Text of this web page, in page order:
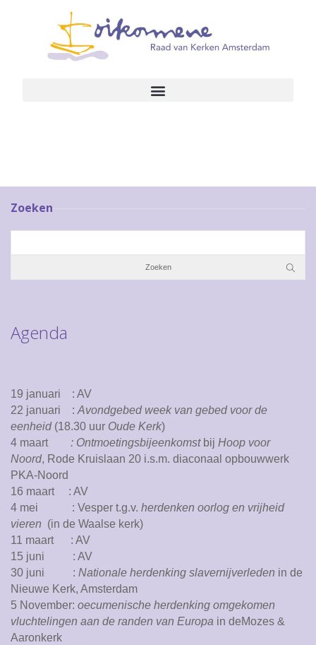
Zoeken
Agenda
19 januari : AV
22 januari :Avondgebed week van gebed voor de
eenheid (18.30 uur Oude Kerk)
4 maart: Ontmoetingsbijeenkomstbij Hoop voor
Noord, Rode Kruislaan 20 i.s.m. diaconaal opbouwwerk
PKA-Noord
16 maart : AV
4 mei : Vesper t.g.v. herdenken oorlog en vrijheid
vieren (in de Waalse kerk)
11 maart : AV
15 juni : AV
30 juni : Nationale herdenking slavernijverleden in de
Nieuwe Kerk, Amsterdam
5 November: oecumenische herdenking omgekomen
vluchtelingen aan de randen van Europa in deMozes &
Aaronkerk